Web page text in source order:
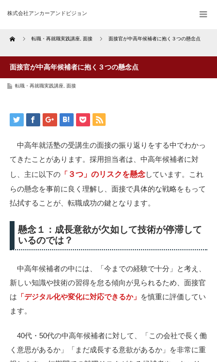
株式会社アンカーアンドビジョン
Home 転職・再就職実践講座 面接 面接官が中高年候補者に抱く３つの懸念点
面接官が中高年候補者に抱く３つの懸念点
転職・再就職実践講座 面接
中高年就活塾の受講生の面接の振り返りをする中でわかっ
てきたことがあります。採用担当者は、中高年候補者に対
し、主に以下の 「 ３つ 」のリスクを懸念しています。これ
らの懸念を事前に良く理解し、面接で具体的な戦略をもって
払拭することが、転職成功の鍵となります。
懸念１：成長意欲が欠如して技術が停滞して
いるのでは？
中高年候補者の中には、「今までの経験で十分」と考え、
新しい知識や技術の習得を怠る傾向が見られるため、面接官
は 「デジタル化や変化に対応できるか」
を慎重に評価してい
ます。
40代・50代の中高年候補者に対して、「この会社で長く働
く意思があるか」「まだ成長する意欲があるか」を非常に重